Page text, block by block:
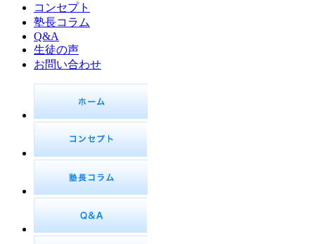
コンセプト
塾長コラム
Q&A
生徒の声
お問い合わせ